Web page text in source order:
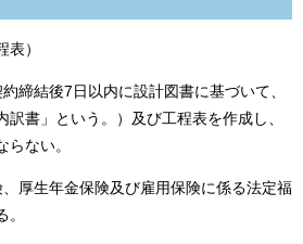
表）
締結後7日以内に設計図書に基づいて、
書」という。）及び工程表を作成し、
ない。
厚生年金保険及び雇用保険に係る法定福